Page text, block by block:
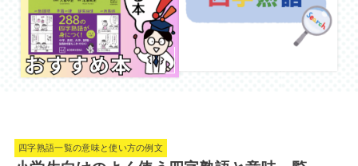
四字熟語一覧の意味と使い方の例文